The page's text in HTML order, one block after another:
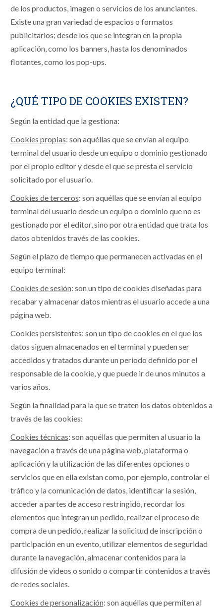
de los productos, imagen o servicios de los anunciantes.
Existe una gran variedad de espacios o formatos
publicitarios; desde los que se integran en la propia
aplicación, como los banners, hasta los denominados
flotantes, como los pop-ups.
¿QUÉ TIPO DE COOKIES EXISTEN?
Según la entidad que la gestiona:
Cookies propias: son aquéllas que se envían al equipo
terminal del usuario desde un equipo o dominio gestionado
por el propio editor y desde el que se presta el servicio
solicitado por el usuario.
Cookies de terceros: son aquéllas que se envían al equipo
terminal del usuario desde un equipo o dominio que no es
gestionado por el editor, sino por otra entidad que trata los
datos obtenidos través de las cookies.
Según el plazo de tiempo que permanecen activadas en el
equipo terminal:
Cookies de sesión: son un tipo de cookies diseñadas para
recabar y almacenar datos mientras el usuario accede a una
página web.
Cookies persistentes: son un tipo de cookies en el que los
datos siguen almacenados en el terminal y pueden ser
accedidos y tratados durante un periodo definido por el
responsable de la cookie, y que puede ir de unos minutos a
varios años.
Según la finalidad para la que se traten los datos obtenidos a
través de las cookies:
Cookies técnicas: son aquéllas que permiten al usuario la
navegación a través de una página web, plataforma o
aplicación y la utilización de las diferentes opciones o
servicios que en ella existan como, por ejemplo, controlar el
tráfico y la comunicación de datos, identificar la sesión,
acceder a partes de acceso restringido, recordar los
elementos que integran un pedido, realizar el proceso de
compra de un pedido, realizar la solicitud de inscripción o
participación en un evento, utilizar elementos de seguridad
durante la navegación, almacenar contenidos para la
difusión de videos o sonido o compartir contenidos a través
de redes sociales.
Cookies de personalización: son aquéllas que permiten al